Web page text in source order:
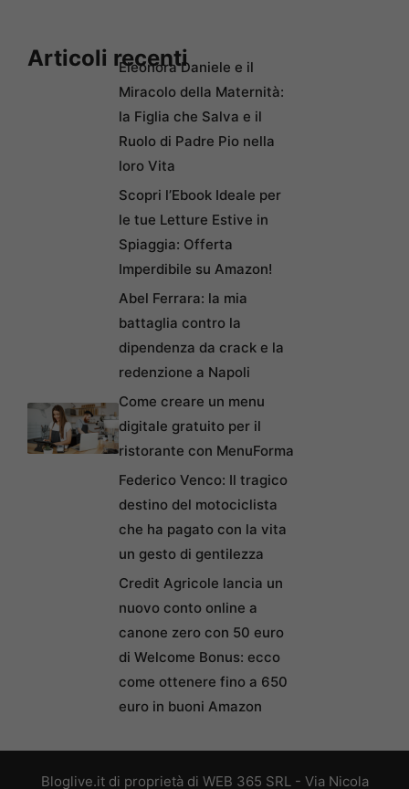
Articoli recentiEleonora Daniele e il
Miracolo della Maternità:
la Figlia che Salva e il
Ruolo di Padre Pio nella
loro Vita
Scopri l’Ebook Ideale per
le tue Letture Estive in
Spiaggia: Offerta
Imperdibile su Amazon!
Abel Ferrara: la mia
battaglia contro la
dipendenza da crack e la
redenzione a Napoli
Come creare un menu
digitale gratuito per il
ristorante con MenuForma
Federico Venco: Il tragico
destino del motociclista
che ha pagato con la vita
un gesto di gentilezza
Credit Agricole lancia un
nuovo conto online a
canone zero con 50 euro
di Welcome Bonus: ecco
come ottenere fino a 650
euro in buoni Amazon
Bloglive.it di proprietà di WEB 365 SRL - Via Nicola